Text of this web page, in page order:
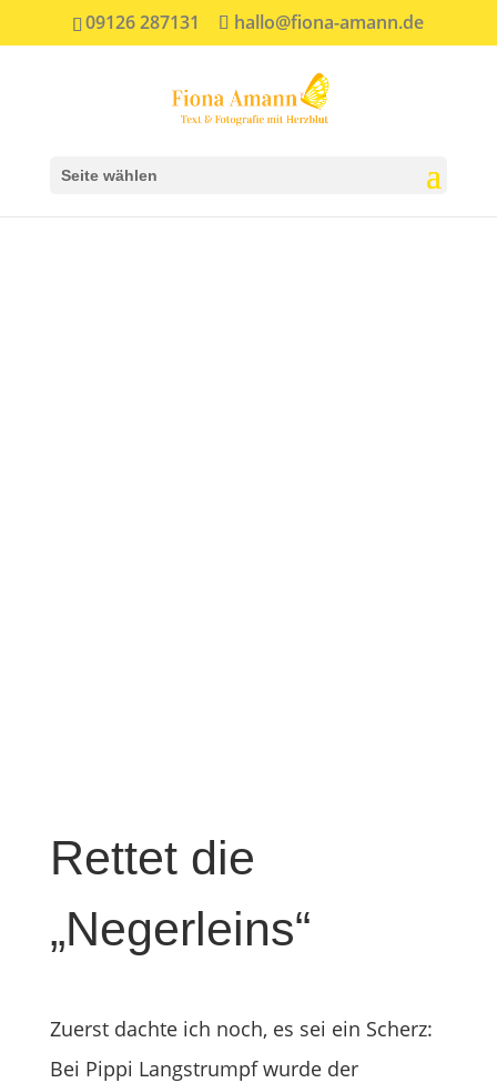
09126 287131 hallo@fiona-amann.de
Seite wählen
Rettet die
„Negerleins“
Zuerst dachte ich noch, es sei ein Scherz:
Bei Pippi Langstrumpf wurde der